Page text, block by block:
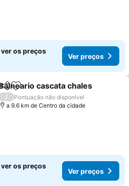
os preços
Ver preços
Adicionar aos favoritos
cascata chales
/
Pontuação não disponível
a 9.6 km de Centro da cidade
os preços
Ver preços